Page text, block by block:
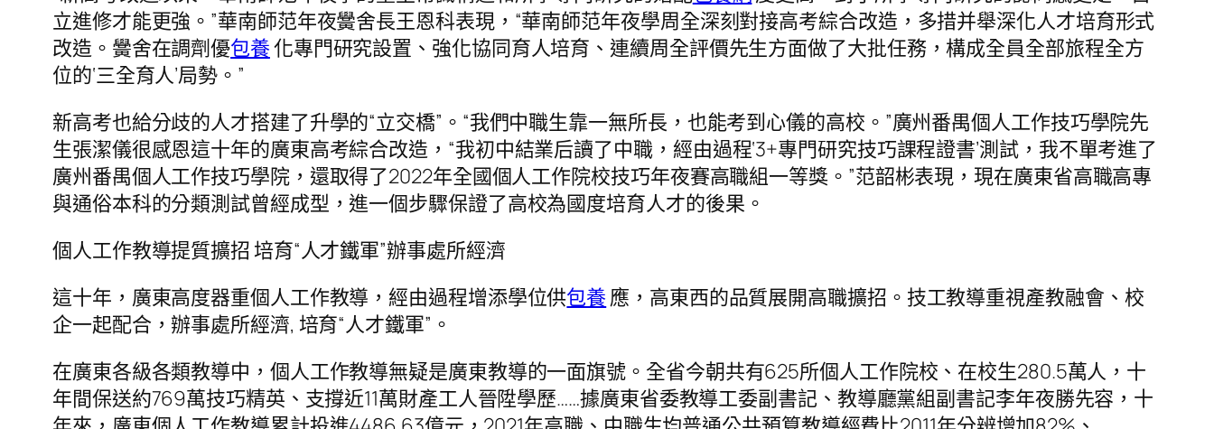
立進修才能更強。”華南師范年夜黌舍長王恩科表現，“華南師范年夜學周全深刻對接高考綜合改造，多措并舉深化人才培育形式
改造。黌舍在調劑優包養化專門研究設置、強化協同育人培育、連續周全評價先生方面做了大批任務，構成全員全部旅程全方
位的‘三全育人’局勢。”
新高考也給分歧的人才搭建了升學的“立交橋”。“我們中職生靠一無所長，也能考到心儀的高校。”廣州番禺個人工作技巧學院先
生張潔儀很感恩這十年的廣東高考綜合改造，“我初中結業后讀了中職，經由過程‘3+專門研究技巧課程證書’測試，我不單考進了
廣州番禺個人工作技巧學院，還取得了2022年全國個人工作院校技巧年夜賽高職組一等獎。”范韶彬表現，現在廣東省高職高專
與通俗本科的分類測試曾經成型，進一個步驟保證了高校為國度培育人才的後果。
個人工作教導提質擴招 培育“人才鐵軍”辦事處所經濟
這十年，廣東高度器重個人工作教導，經由過程增添學位供包養 應，高東西的品質展開高職擴招。技工教導重視產教融會、校
企一起配合，辦事處所經濟, 培育“人才鐵軍”。
在廣東各級各類教導中，個人工作教導無疑是廣東教導的一面旗號。全省今朝共有625所個人工作院校、在校生280.5萬人，十
年間保送約769萬技巧精英、支撐近11萬財產工人晉陞學歷……據廣東省委教導工委副書記、教導廳黨組副書記李年夜勝先容，十